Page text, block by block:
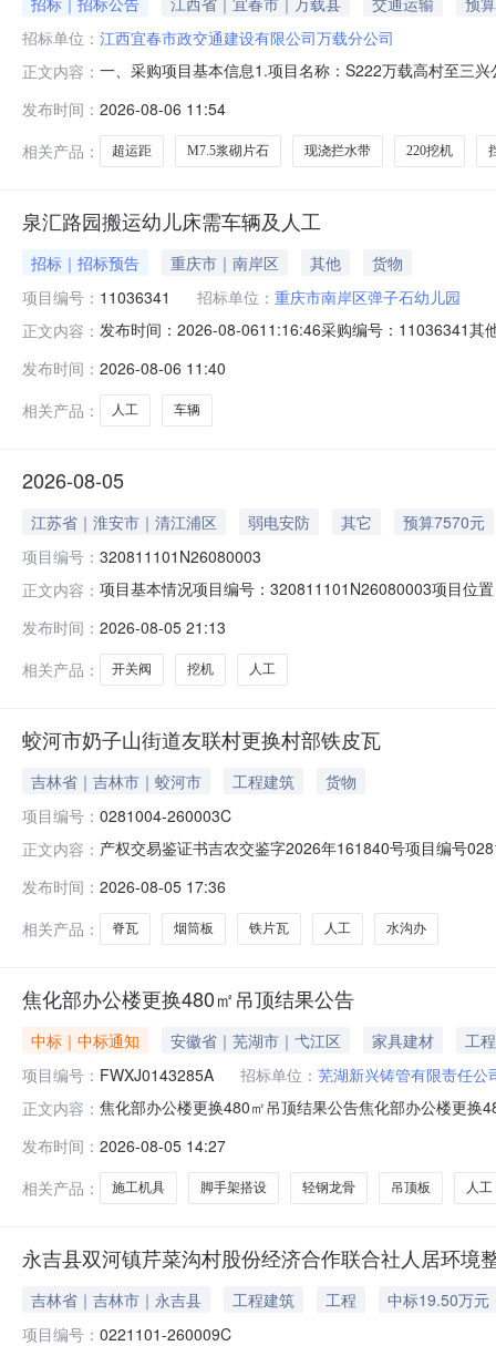
招标单位： 江西宜春市政交通建设有限公司万载分公司
正文内容： 一、采购项目基本信息1.项目名称：S222万载高村至三
期以采购人正式通知为准。5.采购方式：公开竞价采购6.
作具体工作内容、暂定
发布时间： 2026-08-06 11:54
相关产品：
超运距 M7.5浆砌片石 现浇拦水带 220挖机
泉汇路园搬运幼儿床需车辆及人工
招标｜招标预告 重庆市｜南岸区 其他
货物
项目编号： 11036341 招标单位： 重庆市南岸区弹子石幼儿园
正文内容： 发布时间：2026-08-0611:16:46采购编号：11036341其
发布时间： 2026-08-06 11:40
相关产品：
人工 车辆
2026-08-05
江苏省｜淮安市｜清江浦区 弱电安防 其它
预算7570元
项目编号： 320811101N26080003
正文内容： 项目基本情况项目编号：320811101N26080003项目位
述：经日常巡查发现一组堆坡灌溉渠出水口塌陷较为严
发布时间： 2026-08-05 21:13
相关产品：
开关阀 挖机 人工
蛟河市奶子山街道友联村更换村部铁皮瓦
吉林省｜吉林市｜蛟河市 工程建筑
货物
项目编号： 0281004-260003C
正文内容： 产权交易鉴证书吉农交鉴字2026年161840号项目编号
交易方式公开交易采购项目主要内容更换村部房顶铁片
发布时间： 2026-08-05 17:36
相关产品：
脊瓦 烟筒板 铁片瓦 人工 水沟办
焦化部办公楼更换480㎡吊顶结果公告
中标｜中标通知 安徽省｜芜湖市｜弋江区 家具建材
工程
项目编号： FWXJ0143285A 招标单位： 芜湖新兴铸管有限责任公
正文内容： 焦化部办公楼更换480㎡吊顶结果公告焦化部办公楼更换
2026-08-05九、采购执行人联系方式：18511651201具
发布时间： 2026-08-05 14:27
相关产品：
施工机具 脚手架搭设 轻钢龙骨 吊顶板 人工
永吉县双河镇芹菜沟村股份经济合作联合社人居环境
吉林省｜吉林市｜永吉县 工程建筑 工程
中标19.50万元
项目编号： 0221101-260009C